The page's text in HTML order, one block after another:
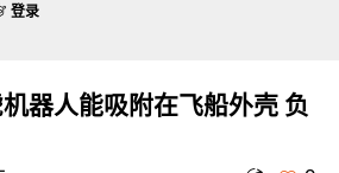
器人能吸附在飞船外壳 负
登录